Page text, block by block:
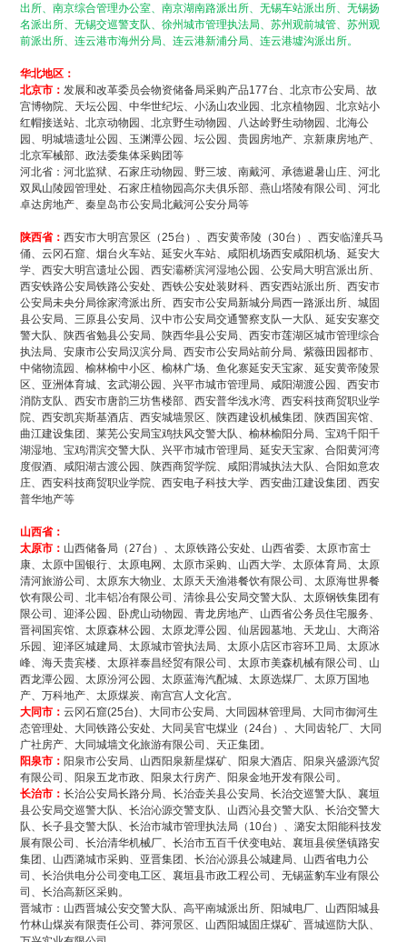
出所、南京综合管理办公室、南京湖南路派出所、无锡车站派出所、无锡扬
名派出所、无锡交巡警支队、徐州城市管理执法局、苏州观前城管、苏州观
前派出所、连云港市海州分局、连云港新浦分局、连云港墟沟派出所。
华北地区：
北京市：发展和改革委员会物资储备局采购产品177台、北京市公安局、故
宫博物院、天坛公园、中华世纪坛、小汤山农业园、北京植物园、北京站小
红帽接送站、北京动物园、北京野生动物园、八达岭野生动物园、北海公
园、明城墙遗址公园、玉渊潭公园、坛公园、贵园房地产、京新康房地产、
北京军械部、政法委集体采购团等
河北省：河北监狱、石家庄动物园、野三坡、南戴河、承德避暑山庄、河北
双凤山陵园管理处、石家庄植物园高尔夫俱乐部、燕山塔陵有限公司、河北
卓达房地产、秦皇岛市公安局北戴河公安分局等
陕西省：西安市大明宫景区（25台）、西安黄帝陵（30台）、西安临潼兵马
俑、云冈石窟、烟台火车站、延安火车站、咸阳机场西安咸阳机场、延安大
学、西安大明宫遗址公园、西安灞桥滨河湿地公园、公安局大明宫派出所、
西安铁路公安局铁路公安处、西铁公安处装财科、西安西站派出所、西安市
公安局未央分局徐家湾派出所、西安市公安局新城分局西一路派出所、城固
县公安局、三原县公安局、汉中市公安局交通警察支队一大队、延安安塞交
警大队、陕西省勉县公安局、陕西华县公安局、西安市莲湖区城市管理综合
执法局、安康市公安局汉滨分局、西安市公安局站前分局、紫薇田园都市、
中储物流园、榆林榆中小区、榆林广场、鱼化寨延安天宝家、延安黄帝陵景
区、亚洲体育城、玄武湖公园、兴平市城市管理局、咸阳湖渡公园、西安市
消防支队、西安市唐韵三坊售楼部、西安普华浅水湾、西安科技商贸职业学
院、西安凯宾斯基酒店、西安城墙景区、陕西建设机械集团、陕西国宾馆、
曲江建设集团、莱芜公安局宝鸡扶风交警大队、榆林榆阳分局、宝鸡千阳千
湖湿地、宝鸡渭滨交警大队、兴平市城市管理局、延安天宝家、合阳黄河湾
度假酒、咸阳湖古渡公园、陕西商贸学院、咸阳渭城执法大队、合阳如意农
庄、西安科技商贸职业学院、西安电子科技大学、西安曲江建设集团、西安
普华地产等
山西省：
太原市： 山西储备局（27台）、太原铁路公安处、山西省委、太原市富士
康、太原中国银行、太原电网、太原市采购、山西大学、太原体育局、太原
清河旅游公司、太原东大物业、太原天天渔港餐饮有限公司、太原海世界餐
饮有限公司、北丰铝冶有限公司、清徐县公安局交警大队、太原钢铁集团有
限公司、迎泽公园、卧虎山动物园、青龙房地产、山西省公务员住宅服务、
晋祠国宾馆、太原森林公园、太原龙潭公园、仙居园墓地、天龙山、大商浴
乐园、迎泽区城建局、太原城市管执法局、太原小店区市容环卫局、太原冰
峰、海天贵宾楼、太原祥泰昌经贸有限公司、太原市美森机械有限公司、山
西龙潭公园、太原汾河公园、太原蓝海汽配城、太原选煤厂、太原万国地
产、万科地产、太原煤炭、南宫宫人文化宫。
大同市：云冈石窟(25台)、大同市公安局、大同园林管理局、大同市御河生
态管理处、大同铁路公安处、大同吴官屯煤业（24台）、大同齿轮厂、大同
广社房产、大同城墙文化旅游有限公司、天正集团。
阳泉市： 阳泉市公安局、山西阳泉新星煤矿、阳泉大酒店、阳泉兴盛源汽贸
有限公司、阳泉五龙市政、阳泉太行房产、阳泉金地开发有限公司。
长治市：长治公安局长路分局、长治壶关县公安局、长治交巡警大队、襄垣
县公安局交巡警大队、长治沁源交警支队、山西沁县交警大队、长治交警大
队、长子县交警大队、长治市城市管理执法局（10台）、潞安太阳能科技发
展有限公司、长治清华机械厂、长治市五百千伏变电站、襄垣县侯堡镇路安
集团、山西潞城市采购、亚晋集团、长治沁源县公城建局、山西省电力公
司、长治供电分公司变电工区、襄垣县市政工程公司、无锡蓝豹车业有限公
司、长治高新区采购。
晋城市：山西晋城公安交警大队、高平南城派出所、阳城电厂、山西阳城县
竹林山煤炭有限责任公司、莽河景区、山西阳城固庄煤矿、晋城巡防大队、